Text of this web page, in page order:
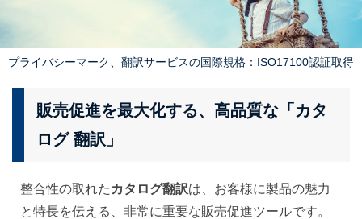
プライバシーマーク、翻訳サービスの国際規格：ISO17100認証取得
販売促進を最大化する、高品質な「カタ
ログ 翻訳」
整合性の取れた カタログ翻訳は、お客様に製品の魅力
と特長を伝える、非常に重要な販売促進ツールです。